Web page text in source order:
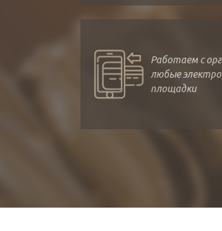
Работаем с
любые
площадки